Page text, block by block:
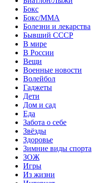
Бокс
Бокс/MMA
Болезни и лекарства
Бывший СССР
В мире
В России
Вещи
Военные новости
Волейбол
Гаджеты
Дети
Дом и сад
Еда
Забота о себе
Звёзды
Здоровье
Зимние виды спорта
ЗОЖ
Игры
Из жизни